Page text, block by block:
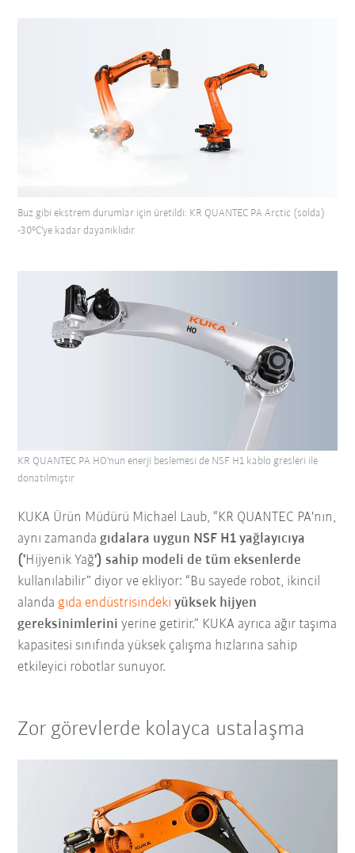
Buz gibi ekstrem durumlar için üretildi: KR QUANTEC PA Arctic (solda)
-30°C'ye kadar dayanıklıdır
KUKA Ürün Müdürü Michael Laub, “KR QUANTEC PA'nın,
aynı zamanda gıdalara uygun NSF H1 yağlayıcıya
('Hijyenik Yağ') sahip modeli de tüm eksenlerde
kullanılabilir” diyor ve ekliyor: “Bu sayede robot, ikincil
alanda gıda endüstrisindeki yüksek hijyen
gereksinimleriniyerine getirir.” KUKA ayrıca ağır taşıma
kapasitesi sınıfında yüksek çalışma hızlarına sahip
etkileyici robotlar sunuyor.
KR QUANTEC PA HO'nun enerji beslemesi de NSF H1 kablo gresleri ile
donatılmıştır
Zor görevlerde kolayca ustalaşma